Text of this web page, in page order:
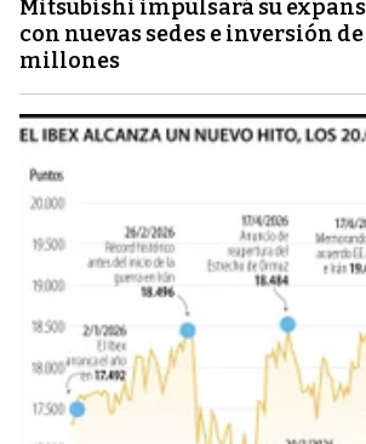
Mitsubishi impulsará su
con nuevas sedes e inversión de
millones